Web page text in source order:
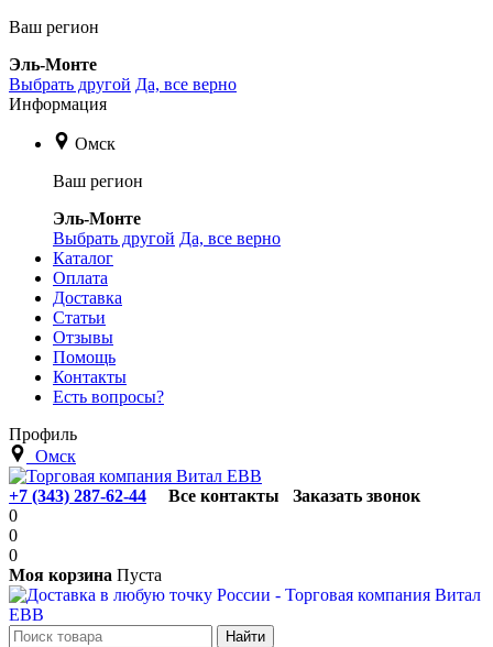
Ваш регион
Эль-Монте
Выбрать другой Да, все верно
Информация
Омск
Ваш регион
Эль-Монте
Выбрать другой Да, все верно
Каталог
Оплата
Доставка
Статьи
Отзывы
Помощь
Контакты
Есть вопросы?
Профиль
Омск
+7 (343) 287-62-44 Все контакты
Заказать звонок
0
0
0
Моя корзина Пуста